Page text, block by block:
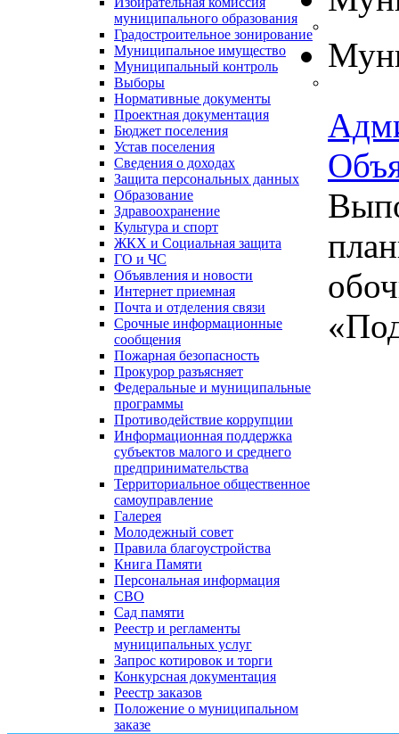
муниципального образования
Градостроительное зонирование
Муниципальное имущество
Муниципальный контроль
Выборы
Нормативные документы
Проектная документация
Бюджет поселения
Устав поселения
Сведения о доходах
Защита персональных данных
Образование
Здравоохранение
Культура и спорт
ЖКХ и Социальная защита
ГО и ЧС
Объявления и новости
Интернет приемная
Почта и отделения связи
Срочные информационные
сообщения
Пожарная безопасность
Прокурор разъясняет
Федеральные и муниципальные
программы
Противодействие коррупции
Информационная поддержка
субъектов малого и среднего
предпринимательства
Территориальное общественное
самоуправление
Галерея
Молодежный совет
Правила благоустройства
Книга Памяти
Персональная информация
СВО
Сад памяти
Реестр и регламенты
муниципальных услуг
Запрос котировок и торги
Конкурсная документация
Реестр заказов
Положение о муниципальном
заказе